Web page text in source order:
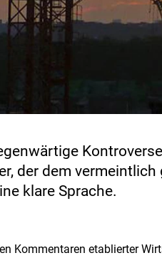
der dem
klare Sprache.
Kommentaren etablierter